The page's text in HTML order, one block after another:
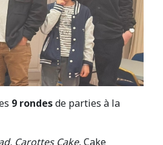
9 rondesde parties à la
Carottes Cake, Cake